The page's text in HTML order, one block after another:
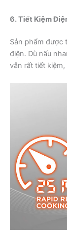
6. Tiết Kiệm
Sản phẩm được
điện. Dù nấu
vẫn rất tiết